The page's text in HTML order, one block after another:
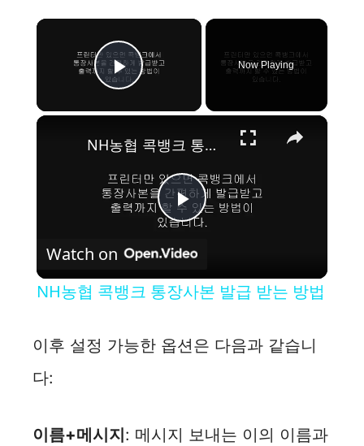
×
Play Video
Now Playing
×
P
NH농협 콕뱅크 통장사본 발급 받는 방법
Watch on
NH농협 콕뱅크 통장사본 발급 받는 방법
이후 설정 가능한 옵션은 다음과 같습니
다:
이름+메시지: 메시지 보내는 이의 이름과